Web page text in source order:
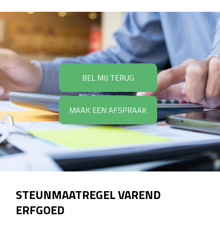
BEL MIJ TERUG
MAAK EEN AFSPRAAK
STEUNMAATREGEL VAREND
ERFGOED